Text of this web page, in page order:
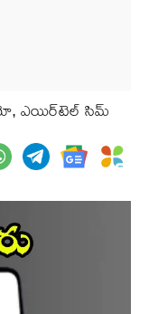
జియో, ఎయిర్‌టెల్ సిమ్